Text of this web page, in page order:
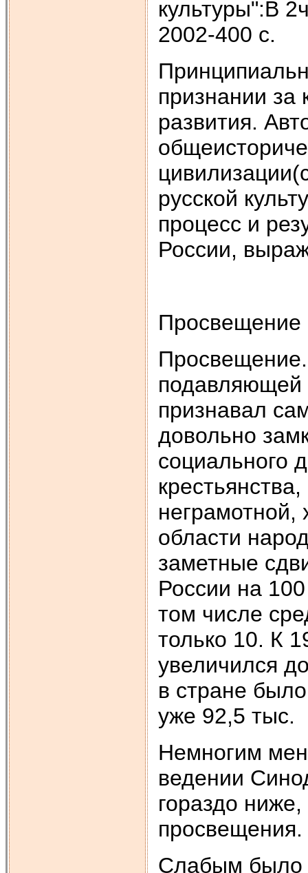
культуры":В
2002-400 с.
признании за
развития.
русской
процесс и
России,
Просвещение
Просвещение.
подавляющей
признавал
довольно
социального
неграмотной,
области
заметные
России на
том числе
только 10. К
увеличился
в стране
уже 92,5 тыс.
Немногим
ведении
гораздо
просвещения.
Слабым было